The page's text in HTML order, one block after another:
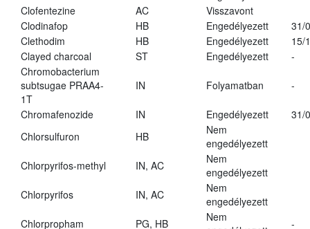
Clofentezine
AC
Visszavont
Clodinafop
HB Engedélyezett
31/
Clethodim
HB Engedélyezett
15/
Clayed charcoal
ST Engedélyezett
-
Chromobacterium
subtsugae PRAA4-
1T
IN Folyamatban -
Chromafenozide IN Engedélyezett
31/
Chlorsulfuron
HB
Nem
engedélyezett
Chlorpyrifos-methyl
IN, AC
Nem
engedélyezett
Chlorpyrifos
IN, AC
Nem
engedélyezett
Chlorpropham
PG, HB
Nem
-